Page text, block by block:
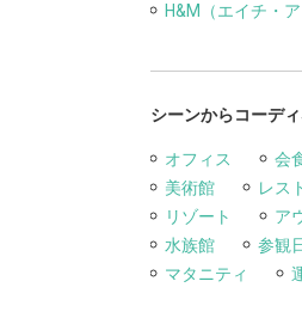
H&M（エイチ・ア
シーンからコーデ
オフィス 会
美術館
レス
リゾート
ア
水族館
参観
マタニティ